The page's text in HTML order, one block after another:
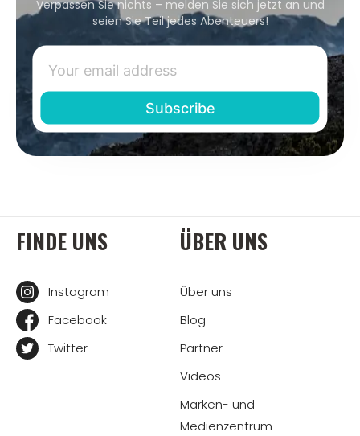
Verpassen Sie nichts – melden Sie sich jetzt an und
seien Sie Teil jedes Abenteuers!
FINDE UNS
Instagram
Facebook
Twitter
ÜBER UNS
Über uns
Blog
Partner
Videos
Marken- und
Medienzentrum